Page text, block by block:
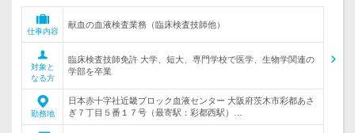
仕事内容
献血の血液検査業務（臨床検査技師他）
対象と
なる方
臨床検査技師免許 大学、短大、専門学校で医学、生物学関連の
学部を卒業
勤務地
日本赤十字社近畿ブロック血液センター 大阪府茨木市彩都あさ
ぎ７丁目５番１７号（最寄駅：彩都西駅）…